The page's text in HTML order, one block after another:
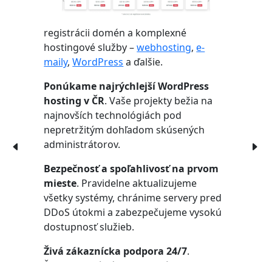
registrácii domén a komplexné
hostingové služby –webhosting,e-
maily,WordPress a ďalšie.
Ponúkame najrýchlejší WordPress
hosting v ČR. Vaše projekty bežia na
najnovších technológiách pod
nepretržitým dohľadom skúsených
administrátorov.
Bezpečnosť a spoľahlivosť na prvom
mieste. Pravidelne aktualizujeme
všetky systémy, chránime servery pred
DDoS útokmi a zabezpečujeme vysokú
dostupnosť služieb.
Živá zákaznícka podpora 24/7.